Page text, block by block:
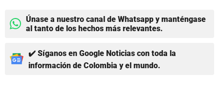
Únase a nuestro canal de Whatsapp y manténgase
al tanto de los hechos más relevantes.
✔️ Síganos en Google Noticias con toda la
información de Colombia y el mundo.